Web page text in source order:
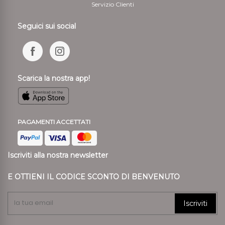
Servizio Clienti
Seguici sui social
Scarica la nostra app!
PAGAMENTI ACCETTATI
Iscriviti alla nostra newsletter
E OTTIENI IL CODICE SCONTO DI BENVENUTO
Iscriviti